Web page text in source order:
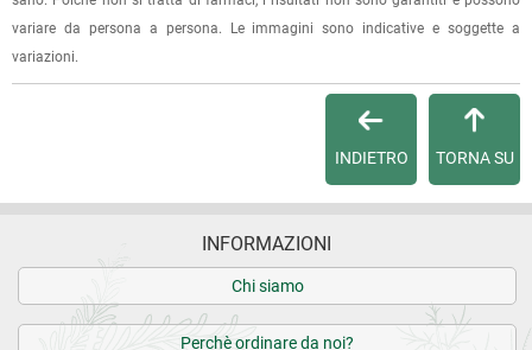
Per qualsiasi informazione, contattaci via e-mail
variare da persona a persona. Le immagini sono indicative e soggette a
variazioni.
TORNA SU
INDIETRO
INFORMAZIONI
Chi siamo
Perchè ordinare da noi?